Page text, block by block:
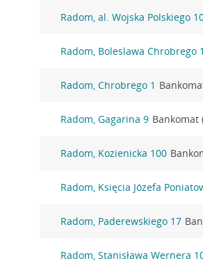
Radom, al. Wojska Polskiego
Radom, Boleslawa Chrobrego 1
Radom, Chrobrego 1
Radom, Gagarina 9 Bankomat
Radom, Kozienicka 100
Radom, Księcia Józefa
Radom, Paderewskiego 17
Radom, Stanisława Wernera